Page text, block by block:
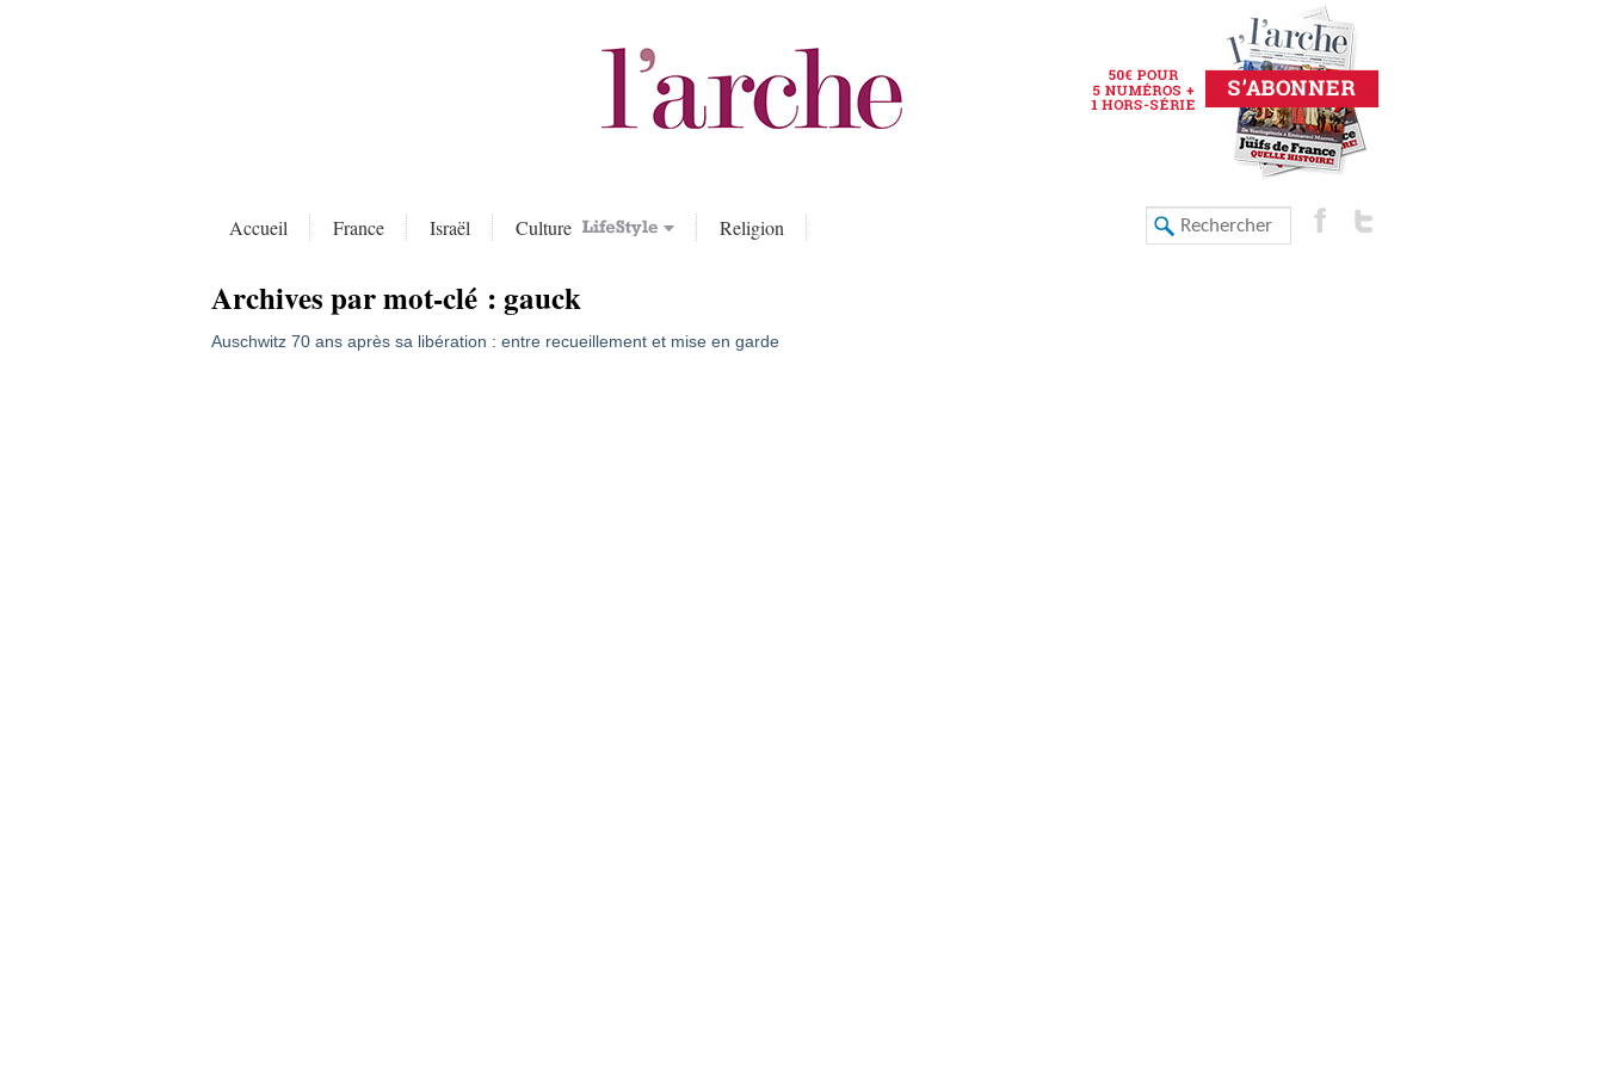
Accueil France Israël Culture Religion
Archives par mot-clé : gauck
Auschwitz 70 ans après sa libération : entre recueillement et mise en garde